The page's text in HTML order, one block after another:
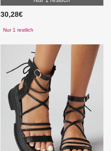
30,28€
Nur 1 restlich